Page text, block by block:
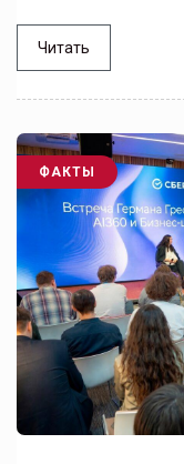
Читать
ФАКТЫ